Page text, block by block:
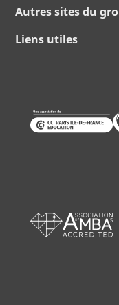
Autres sites du
Liens utiles